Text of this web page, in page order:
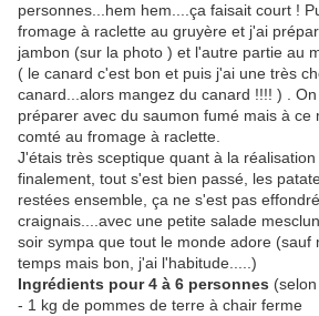
personnes...hem hem....ça faisait court !
fromage à raclette au gruyère et j'ai
jambon (sur la photo ) et l'autre partie au
( le canard c'est bon et puis j'ai une très
canard...alors mangez du canard !!!! ) .
préparer avec du saumon fumé mais à ce
comté au fromage à raclette.
J'étais très sceptique quant à la
finalement, tout s'est bien passé, les
restées ensemble, ça ne s'est pas
craignais....avec une petite salade
soir sympa que tout le monde adore (sauf
temps mais bon, j'ai l'habitude.....)
Ingrédients pour 4 à 6 personnes
- 1 kg de pommes de terre à chair ferme